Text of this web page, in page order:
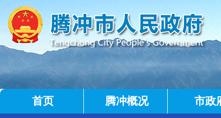
首页 腾冲概况 市政